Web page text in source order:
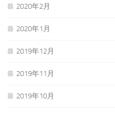
2020年2月
2020年1月
2019年12月
2019年11月
2019年10月